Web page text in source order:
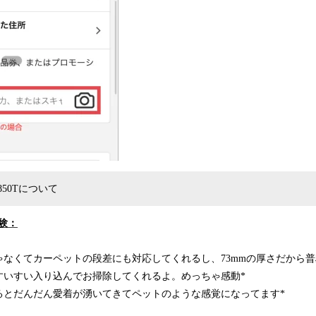
について
：
くてカーペットの段差にも対応してくれるし、73mmの厚さだから
すい入り込んでお掃除してくれるよ。めっちゃ感動*
だんだん愛着が湧いてきてペットのような感覚になってます*